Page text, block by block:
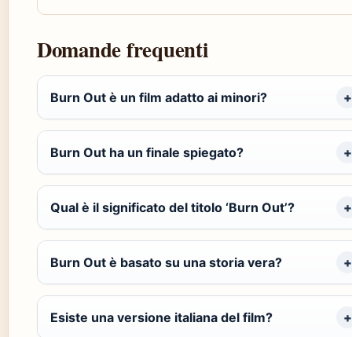
Domande frequenti
Burn Out è un film adatto ai minori?
Burn Out ha un finale spiegato?
Qual è il significato del titolo ‘Burn Out’?
Burn Out è basato su una storia vera?
Esiste una versione italiana del film?